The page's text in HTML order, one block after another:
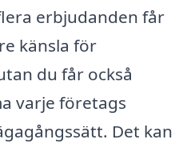
erbjudanden får
känsla för
du får också
varje företags
Det kan